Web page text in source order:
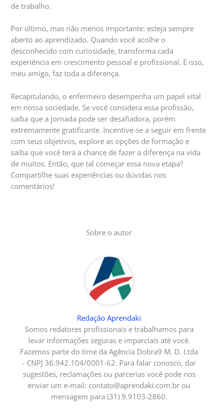
de trabalho.
Por último, mas não menos importante: esteja sempre
aberto ao aprendizado. Quando você acolhe o
desconhecido com curiosidade, transforma cada
experiência em crescimento pessoal e profissional. E isso,
meu amigo, faz toda a diferença.
Recapitulando, o enfermeiro desempenha um papel vital
em nossa sociedade. Se você considera essa profissão,
saiba que a jornada pode ser desafiadora, porém
extremamente gratificante. Incentive-se a seguir em frente
com seus objetivos, explore as opções de formação e
saiba que você terá a chance de fazer a diferença na vida
de muitos. Então, que tal começar essa nova etapa?
Compartilhe suas experiências ou dúvidas nos
comentários!
Sobre o autor
Redação Aprendaki
Somos redatores profissionais e trabalhamos para
levar informações seguras e imparciais até você.
Fazemos parte do time da Agência Dobra9 M. D. Ltda
- CNPJ 36.942.104/0001-62. Para falar conosco, dar
sugestões, reclamações ou parcerias você pode nos
enviar um e-mail: contato@aprendaki.com.br ou
mensagem para (31) 9.9103-2860.